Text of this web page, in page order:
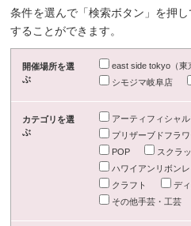
条件を選んで「検索ボタン」を押
することができます。
開催場所を選
ぶ
east side tokyo（東
シモジマ岐阜店
カテゴリを選
ぶ
アーティフィシャ
プリザーブドフラワ
POP
スクラ
ハワイアンリボンレ
クラフト
デ
その他手芸・工芸